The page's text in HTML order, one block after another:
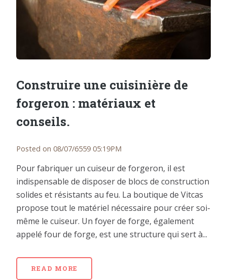
Construire une cuisinière de
forgeron : matériaux et
conseils.
Posted on 08/07/6559 05:19PM
Pour fabriquer un cuiseur de forgeron, il est
indispensable de disposer de blocs de construction
solides et résistants au feu. La boutique de Vitcas
propose tout le matériel nécessaire pour créer soi-
même le cuiseur. Un foyer de forge, également
appelé four de forge, est une structure qui sert à...
READ MORE